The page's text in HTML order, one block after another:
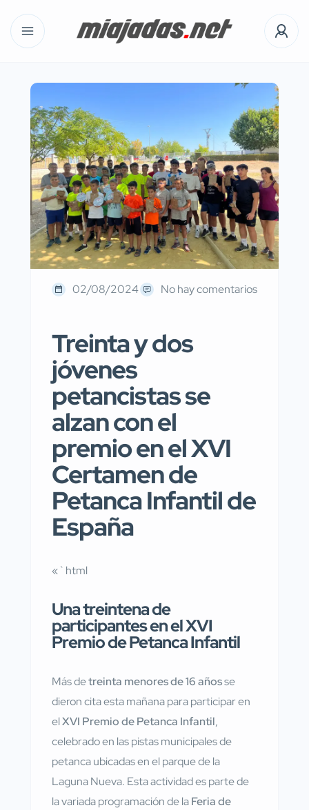
02/08/2024 No hay comentarios
Treinta y dos
jóvenes
petancistas se
alzan con el
premio en el XVI
Certamen de
Petanca Infantil de
España
«`html
Una treintena de
participantes en el XVI
Premio de Petanca Infantil
Más detreinta menores de 16 añosse
dieron cita esta mañana para participar en
elXVI Premio de Petanca Infantil,
celebrado en las pistas municipales de
petanca ubicadas en el parque de la
Laguna Nueva. Esta actividad es parte de
la variada programación de laFeria de